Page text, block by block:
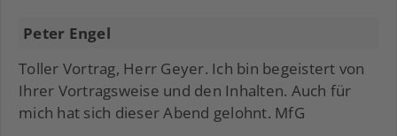
Peter Engel
Toller Vortrag, Herr Geyer. Ich bin begeistert von
Ihrer Vortragsweise und den Inhalten. Auch für
mich hat sich dieser Abend gelohnt. MfG